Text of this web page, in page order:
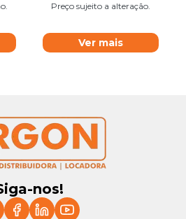
Preço sujeito a alteração.
Ver mais
nos!